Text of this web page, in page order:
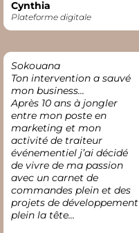
Cynthia
Plateforme digitale
Sokouana
Ton intervention a sauvé
mon business...
Après 10 ans à jongler
entre mon poste en
marketing et mon
activité de traiteur
événementiel j’ai décidé
de vivre de ma passion
avec un carnet de
commandes plein et des
projets de développement
plein la tête...